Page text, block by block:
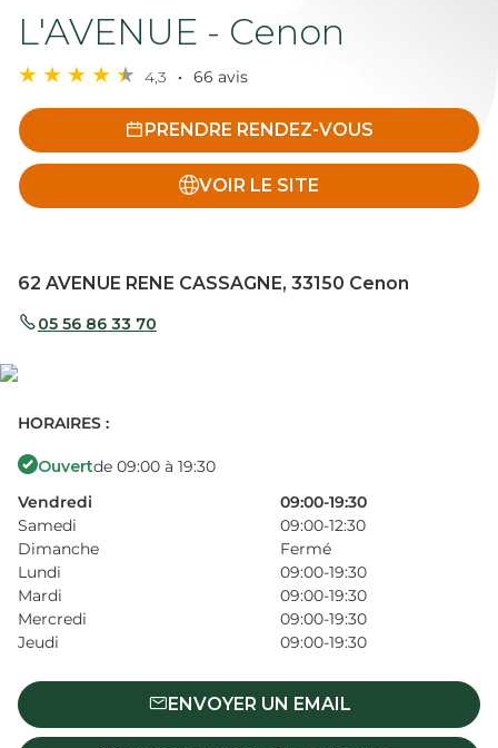
L'AVENUE - Cenon
4,3 66 avis
PRENDRE RENDEZ-VOUS
VOIR LE SITE
62 AVENUE RENE CASSAGNE, 33150 Cenon
05 56 86 33 70
HORAIRES :
Ouvertde 09:00 à 19:30
Vendredi
09:00-19:30
Samedi
09:00-12:30
Dimanche
Fermé
Lundi
09:00-19:30
Mardi
09:00-19:30
Mercredi
09:00-19:30
Jeudi
09:00-19:30
ENVOYER UN EMAIL